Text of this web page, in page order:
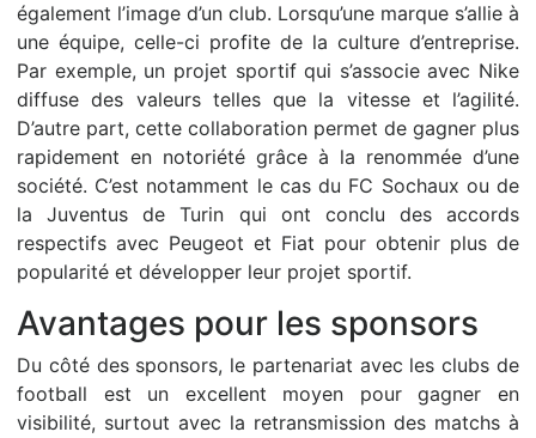
également l’image d’un club. Lorsqu’une marque s’allie à
une équipe, celle-ci profite de la culture d’entreprise.
Par exemple, un projet sportif qui s’associe avec Nike
diffuse des valeurs telles que la vitesse et l’agilité.
D’autre part, cette collaboration permet de gagner plus
rapidement en notoriété grâce à la renommée d’une
société. C’est notamment le cas du FC Sochaux ou de
la Juventus de Turin qui ont conclu des accords
respectifs avec Peugeot et Fiat pour obtenir plus de
popularité et développer leur projet sportif.
Avantages pour les sponsors
Du côté des sponsors, le partenariat avec les clubs de
football est un excellent moyen pour gagner en
visibilité, surtout avec la retransmission des matchs à